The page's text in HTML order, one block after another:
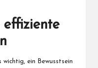
effiziente
ein Bewusstsein